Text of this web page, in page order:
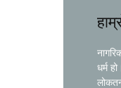
धर्म